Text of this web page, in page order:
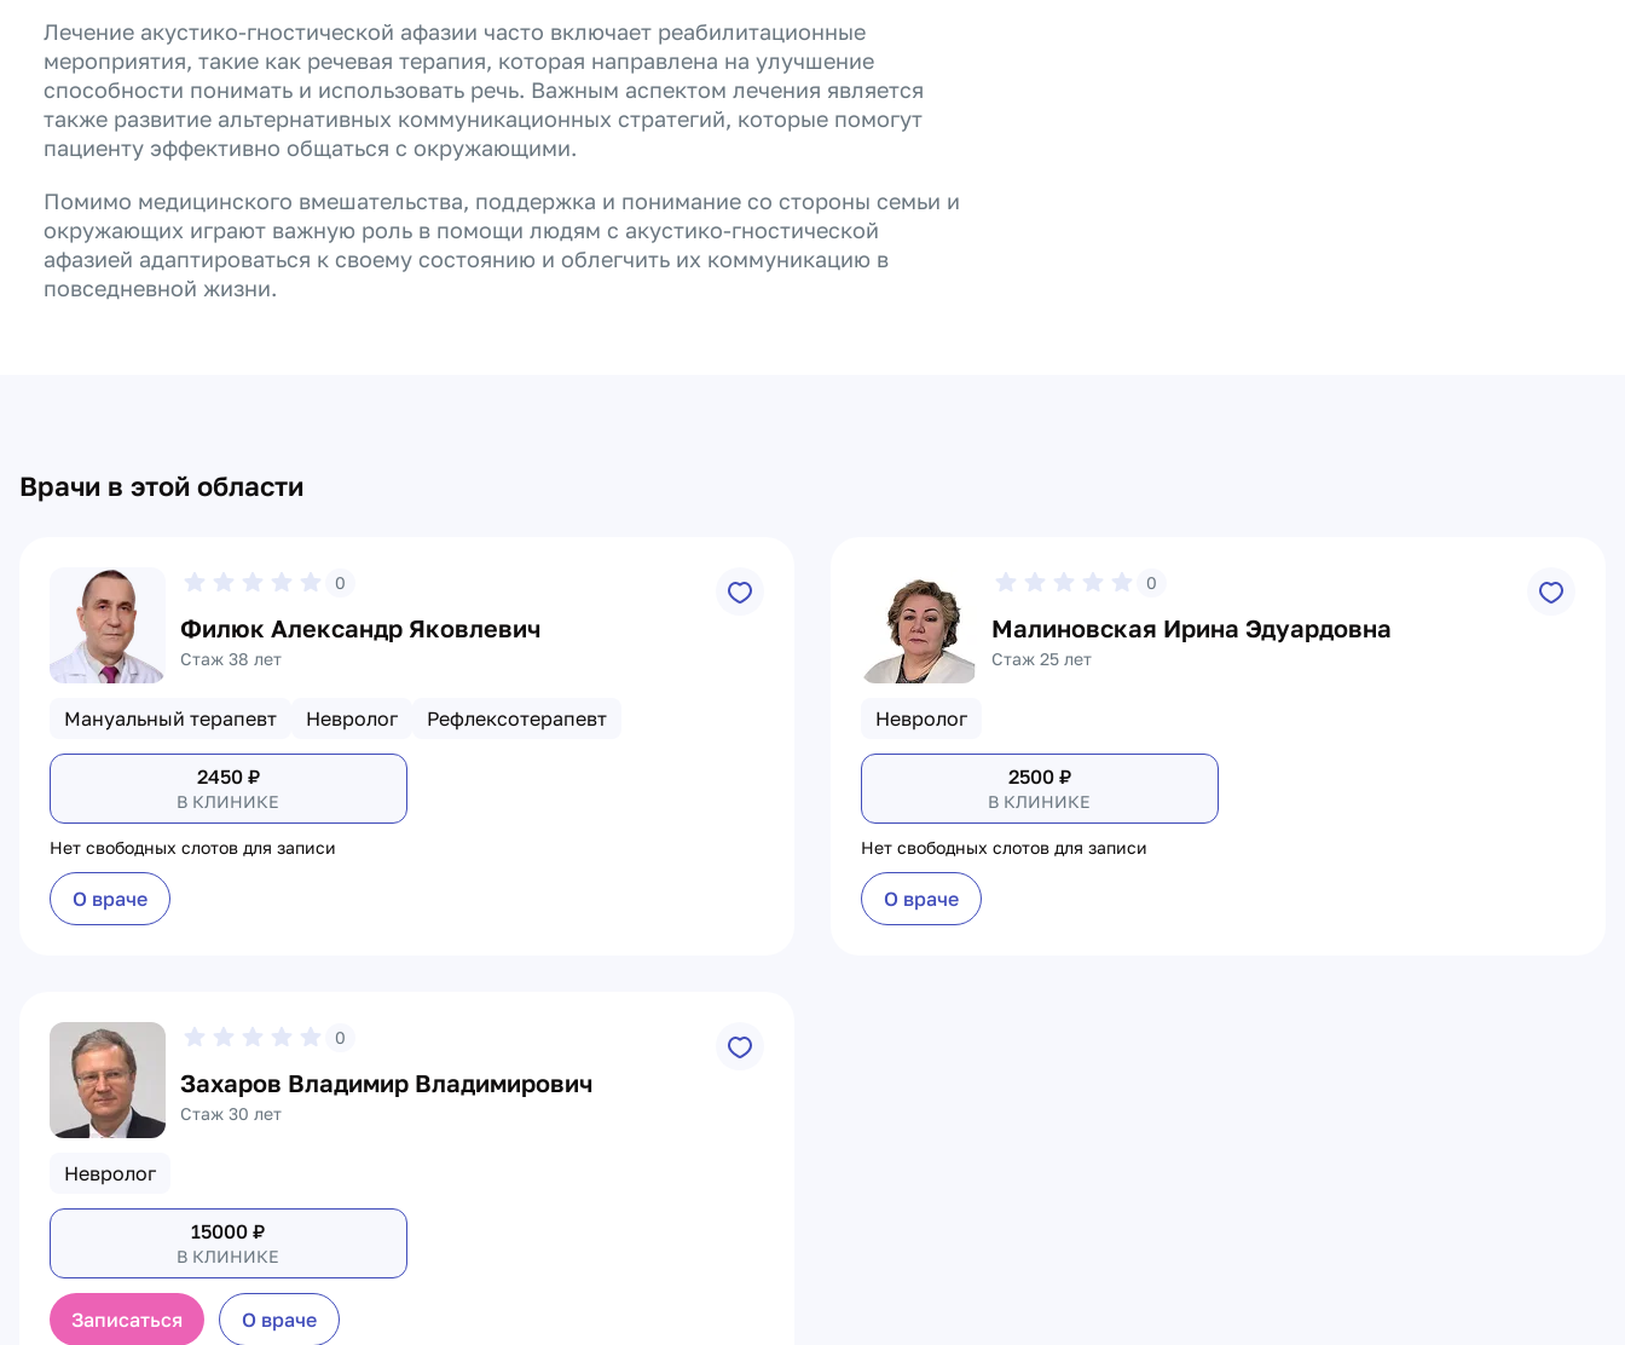
Лечение акустико-гностической афазии часто включает реабилитационные
мероприятия, такие как речевая терапия, которая направлена на улучшение
способности понимать и использовать речь. Важным аспектом лечения является
также развитие альтернативных коммуникационных стратегий, которые помогут
пациенту эффективно общаться с окружающими.
Помимо медицинского вмешательства, поддержка и понимание со стороны семьи и
окружающих играют важную роль в помощи людям с акустико-гностической
афазией адаптироваться к своему состоянию и облегчить их коммуникацию в
повседневной жизни.
Врачи в этой области
0
Филюк Александр Яковлевич
Стаж 38 лет
Мануальный терапевт Невролог Рефлексотерапевт
2450₽
В КЛИНИКЕ
Нет свободных слотов для записи
О враче
0
Малиновская Ирина Эдуардовна
Стаж 25 лет
Невролог
2500₽
В КЛИНИКЕ
Нет свободных слотов для записи
О враче
0
Захаров Владимир Владимирович
Стаж 30 лет
Невролог
15000 ₽
В КЛИНИКЕ
Записаться О враче